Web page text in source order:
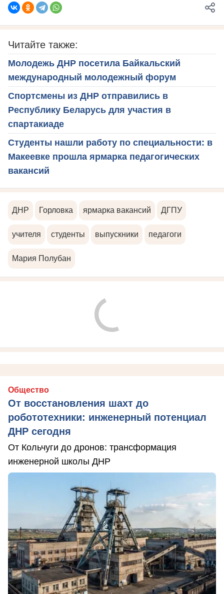
Читайте также:
Молодежь ДНР посетила Байкальский
международный молодежный форум
Спортсмены из ДНР отправились в
Республику Беларусь для участия в
спартакиаде
Студенты нашли работу по специальности: в
Макеевке прошла ярмарка педагогических
вакансий
ДНР Горловка ярмарка вакансий ДГПУ
учителя студенты выпускники педагоги
Мария Полубан
Общество
От восстановления шахт до
робототехники: инженерный потенциал
ДНР сегодня
От Кольчуги до дронов: трансформация
инженерной школы ДНР